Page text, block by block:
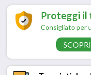
Proteggi il
Consigliato per